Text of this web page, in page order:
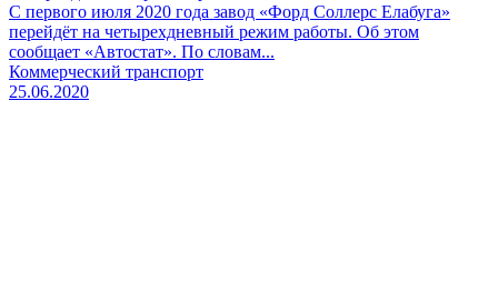
С первого июля 2020 года завод «Форд Соллерс Елабуга»
перейдёт на четырехдневный режим работы. Об этом
сообщает «Автостат». По словам...
Коммерческий транспорт
25.06.2020